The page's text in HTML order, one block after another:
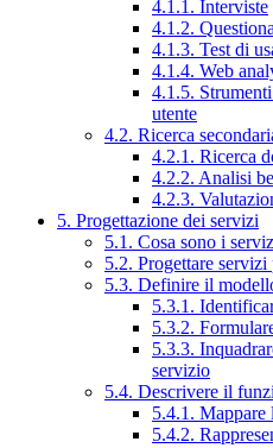
4.1.1. Interviste
4.1.2.
4.1.3. Test di
4.1.4. Web
4.1.5.
utente
4.2. Ricerca
4.2.1. Ricerca
4.2.2. Analisi
4.2.3.
5. Progettazione dei servizi
5.1. Cosa sono i
5.2. Progettare
5.3. Definire il
5.3.1.
5.3.2.
5.3.3.
servizio
5.4. Descrivere il
5.4.1. Mappare
5.4.2.